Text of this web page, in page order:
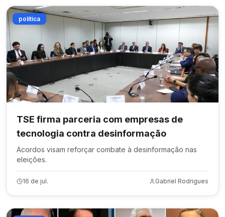
política
TSE firma parceria com empresas de
tecnologia contra desinformação
Acordos visam reforçar combate à desinformação nas
eleições.
16 de jul. Gabriel Rodrigues